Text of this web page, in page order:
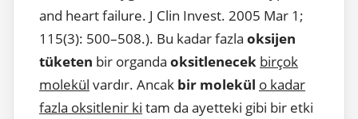
and heart failure. J Clin Invest. 2005 Mar 1;
115(3): 500–508.). Bu kadar fazla oksijen
tüketen bir organda oksitlenecek birçok
molekül vardır. Ancak bir molekül o kadar
fazla oksitlenir ki tam da ayetteki gibi bir etki